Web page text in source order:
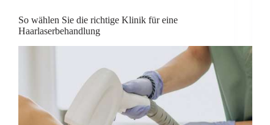
So wählen Sie die richtige Klinik für eine
Haarlaserbehandlung